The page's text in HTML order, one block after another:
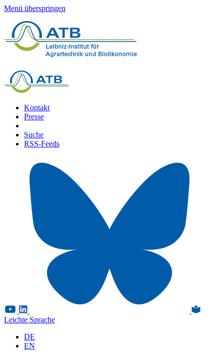
Menü überspringen
Kontakt
Presse
Suche
RSS-Feeds
Leichte Sprache
DE
EN